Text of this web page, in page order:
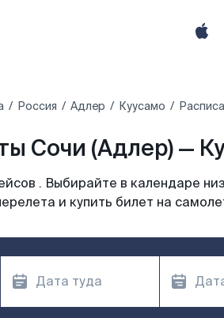
Россия Адлер Куусамо
Сочи (Адлер) —
. Выбирайте в календаре
и купить билет на